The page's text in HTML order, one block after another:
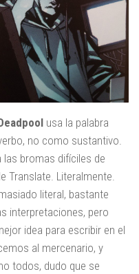
usa la palabra
no como sustantivo.
las bromas difíciles de
Translate. Literalmente.
literal, bastante
interpretaciones, pero
idea para escribir en el
al mercenario, y
todos, dudo que se